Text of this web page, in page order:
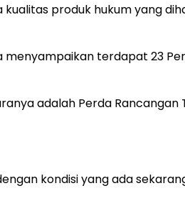
produk hukum yang
menyampaikan terdapat 23
adalah Perda Rancangan
kondisi yang ada